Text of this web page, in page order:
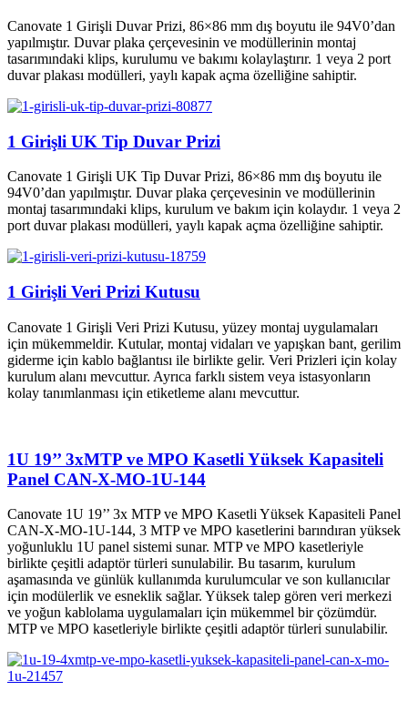
Canovate 1 Girişli Duvar Prizi, 86×86 mm dış boyutu ile 94V0’dan
yapılmıştır. Duvar plaka çerçevesinin ve modüllerinin montaj
tasarımındaki klips, kurulumu ve bakımı kolaylaştırır. 1 veya 2 port
duvar plakası modülleri, yaylı kapak açma özelliğine sahiptir.
1 Girişli UK Tip Duvar Prizi
Canovate 1 Girişli UK Tip Duvar Prizi, 86×86 mm dış boyutu ile
94V0’dan yapılmıştır. Duvar plaka çerçevesinin ve modüllerinin
montaj tasarımındaki klips, kurulum ve bakım için kolaydır. 1 veya 2
port duvar plakası modülleri, yaylı kapak açma özelliğine sahiptir.
1 Girişli Veri Prizi Kutusu
Canovate 1 Girişli Veri Prizi Kutusu, yüzey montaj uygulamaları
için mükemmeldir. Kutular, montaj vidaları ve yapışkan bant, gerilim
giderme için kablo bağlantısı ile birlikte gelir. Veri Prizleri için kolay
kurulum alanı mevcuttur. Ayrıca farklı sistem veya istasyonların
kolay tanımlanması için etiketleme alanı mevcuttur.
1U 19’’ 3xMTP ve MPO Kasetli Yüksek Kapasiteli
Panel CAN-X-MO-1U-144
Canovate 1U 19’’ 3x MTP ve MPO Kasetli Yüksek Kapasiteli Panel
CAN-X-MO-1U-144, 3 MTP ve MPO kasetlerini barındıran yüksek
yoğunluklu 1U panel sistemi sunar. MTP ve MPO kasetleriyle
birlikte çeşitli adaptör türleri sunulabilir. Bu tasarım, kurulum
aşamasında ve günlük kullanımda kurulumcular ve son kullanıcılar
için modülerlik ve esneklik sağlar. Yüksek talep gören veri merkezi
ve yoğun kablolama uygulamaları için mükemmel bir çözümdür.
MTP ve MPO kasetleriyle birlikte çeşitli adaptör türleri sunulabilir.